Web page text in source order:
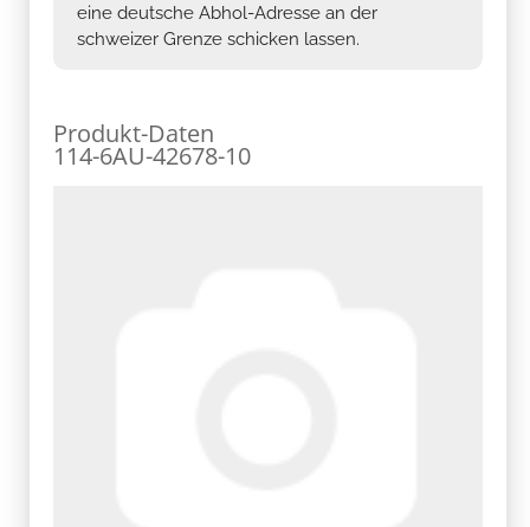
eine deutsche Abhol-Adresse an der
schweizer Grenze schicken lassen.
Produkt-Daten
114-6AU-42678-10